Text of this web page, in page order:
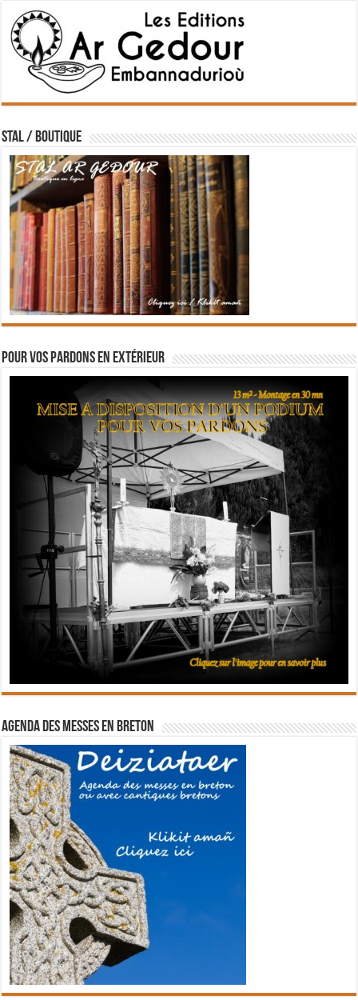
STAL / BOUTIQUE
Pour vos pardons en extérieur
Agenda des messes en breton